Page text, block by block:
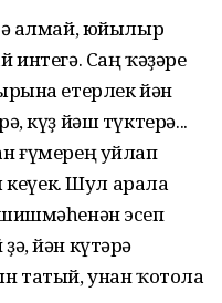
алмай, юйылыр
интегә. Саң ҡәҙәре
етерлек йән
күҙ йәш түктерә...
ғүмерең уйлап
кеүек. Шул арала
эсеп
йән күтәрә
татый, унан ҡотола